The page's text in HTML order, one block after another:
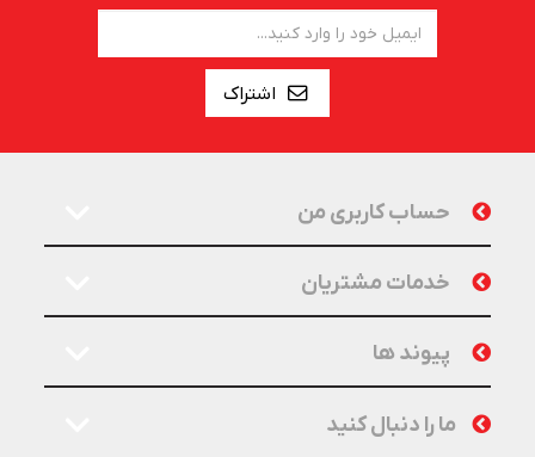
اشتراک
حساب کاربری من
خدمات مشتریان
پیوند ها
ما را دنبال کنید